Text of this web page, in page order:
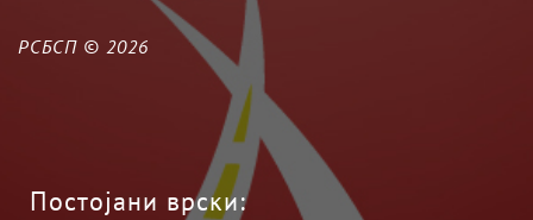
РСБСП © 2026
Постојани врски: